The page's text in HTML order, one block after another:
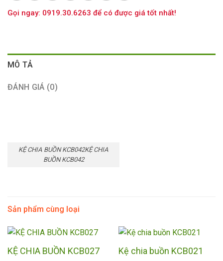
Gọi ngay: 0919.30.6263 để có được giá tốt nhất!
MÔ TẢ
ĐÁNH GIÁ (0)
KỆ CHIA BUỒN KCB042KỆ CHIA
BUỒN KCB042
Sản phẩm cùng loại
KỆ CHIA BUỒN KCB027 Kệ chia buồn KCB021